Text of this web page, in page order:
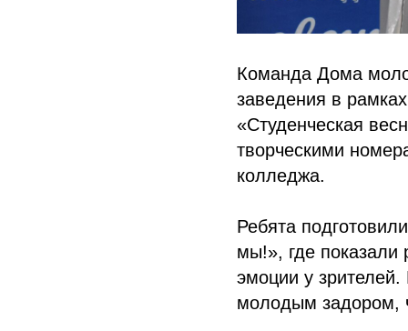
Команда Дома
заведения в
«Студенческая
творческими
колледжа.
Ребята
мы!», где показали
эмоции у
молодым задором,